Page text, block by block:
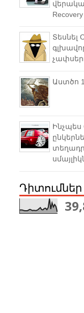
Recovery
Տեսնել
Աստծո
Ինչպես
Դիտումներ